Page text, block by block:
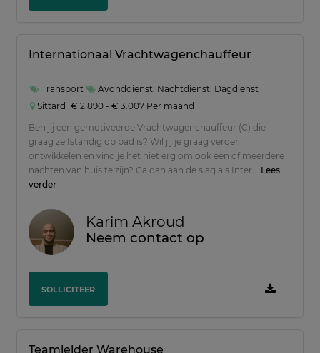
Internationaal Vrachtwagenchauffeur
Transport
Avonddienst, Nachtdienst, Dagdienst
Sittard € 2.890 - € 3.007 Per maand
Ben jij een gemotiveerde Vrachtwagenchauffeur (C) die
graag zelfstandig op pad is? Wil jij je graag verder
ontwikkelen en vind je het niet erg om ook een of meerdere
nachten van huis te zijn? Ga dan aan de slag als Inter... Lees
verder
Karim Akroud
Neem contact op
SOLLICITEER
Teamleider Warehouse